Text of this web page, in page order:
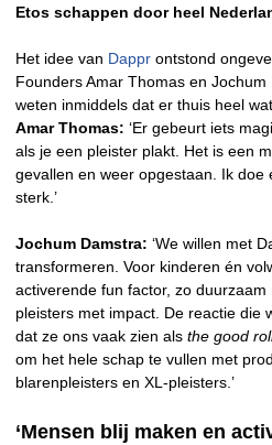
Etos schappen door heel
Het idee van Dappr ontstond
Founders Amar Thomas en
weten inmiddels dat er thuis heel
Amar Thomas: ‘Er gebeurt iets
als je een pleister plakt. Het is een
gevallen en weer opgestaan. Ik doe
sterk.’
Jochum Damstra: ‘We willen met
transformeren. Voor kinderen én
activerende fun factor, zo
pleisters met impact. De reactie die
dat ze ons vaak zien als the good
om het hele schap te vullen met
blarenpleisters en XL-pleisters.’
‘Mensen blij maken en